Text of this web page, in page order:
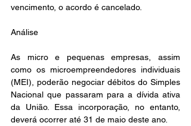
vencimento, o acordo é cancelado.
Análise
As micro e pequenas empresas, assim
como os microempreendedores individuais
(MEI), poderão negociar débitos do Simples
Nacional que passaram para a dívida ativa
da União. Essa incorporação, no entanto,
deverá ocorrer até 31 de maio deste ano.